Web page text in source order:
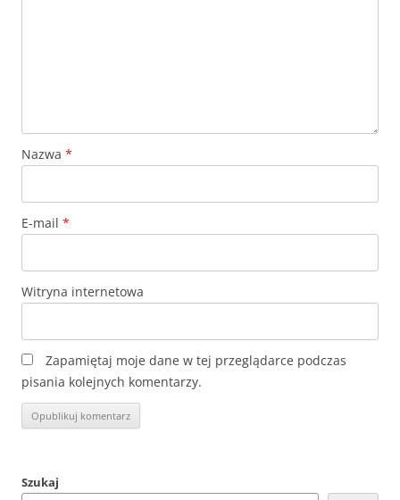
Nazwa *
E-mail *
Witryna internetowa
Zapamiętaj moje dane w tej przeglądarce podczas
pisania kolejnych komentarzy.
Szukaj